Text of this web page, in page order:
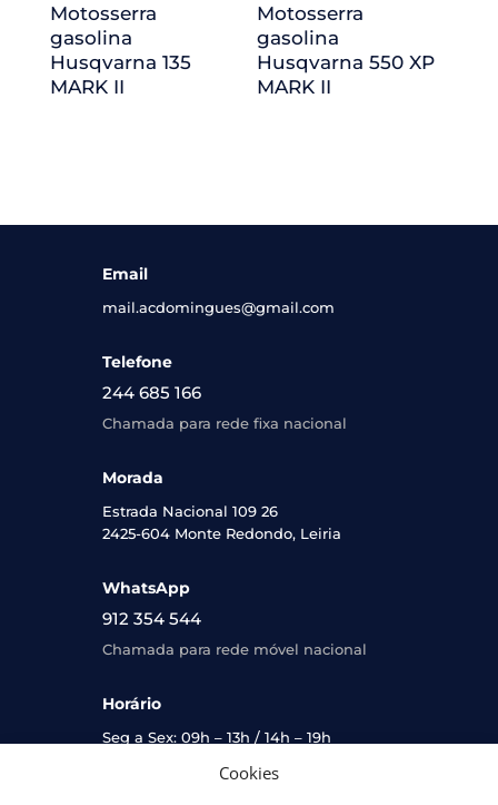
Cookies
Motosserra
gasolina
Husqvarna 135
MARK II
Motosserra
gasolina
Husqvarna 550 XP
MARK II
Email
mail.acdomingues@gmail.com
Telefone
244 685 166
Chamada para rede fixa nacional
Morada
Estrada Nacional 109 26
2425-604 Monte Redondo, Leiria
WhatsApp
912 354 544
Chamada para rede móvel nacional
Horário
Seg a Sex: 09h – 13h / 14h – 19h